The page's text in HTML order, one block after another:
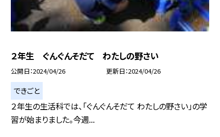
２年生 ぐんぐんそだて わたしの野さい
公開日 2024/04/26 更新日 2024/04/26
できごと
２年生の生活科では、「ぐんぐんそだて わたしの野さい」の学
習が始まりました。今週...